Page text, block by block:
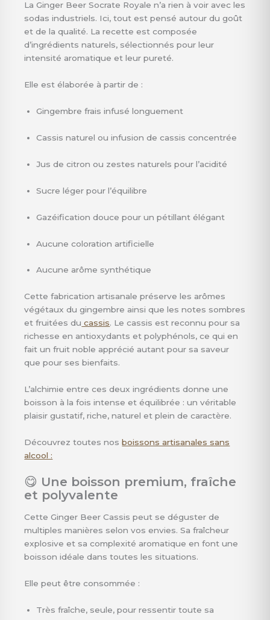
La Ginger Beer Socrate Royale n’a rien à voir avec les
sodas industriels. Ici, tout est pensé autour du goût
et de la qualité. La recette est composée
d’ingrédients naturels, sélectionnés pour leur
intensité aromatique et leur pureté.
Elle est élaborée à partir de :
Gingembre frais infusé longuement
Cassis naturel ou infusion de cassis concentrée
Jus de citron ou zestes naturels pour l’acidité
Sucre léger pour l’équilibre
Gazéification douce pour un pétillant élégant
Aucune coloration artificielle
Aucune arôme synthétique
Cette fabrication artisanale préserve les arômes
végétaux du gingembre ainsi que les notes sombres
et fruitées du cassis. Le cassis est reconnu pour sa
richesse en antioxydants et polyphénols, ce qui en
fait un fruit noble apprécié autant pour sa saveur
que pour ses bienfaits.
L’alchimie entre ces deux ingrédients donne une
boisson à la fois intense et équilibrée : un véritable
plaisir gustatif, riche, naturel et plein de caractère.
Découvrez toutes nosboissons artisanales sans
alcool :
😋 Une boisson premium, fraîche
et polyvalente
Cette Ginger Beer Cassis peut se déguster de
multiples manières selon vos envies. Sa fraîcheur
explosive et sa complexité aromatique en font une
boisson idéale dans toutes les situations.
Elle peut être consommée :
Très fraîche, seule, pour ressentir toute sa